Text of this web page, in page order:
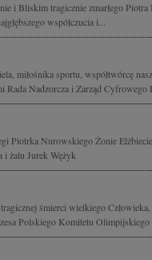
i Bliskim tragicznie zmarłego
współczucia i...
miłośnika sportu, współtwórcę
Nadzorcza i Zarząd Cyfrowego
Piotrka Nurowskiego Żonie
i żalu Jurek Wężyk
śmierci wielkiego
Polskiego Komitetu